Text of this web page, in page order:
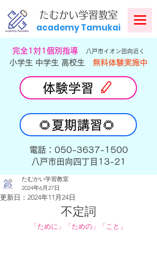
​たむかい学習教室
academy Tamukai
​完全1対1個別指導 八戸市イオン田向近く
小学生 中学生 高校生 無料体験実施中
体験学習
🌻夏期講習🌻
​電話：050-3637-1500
​八戸市田向四丁目13-21
たむかい学習教室
2024年6月27日
更新日： 2024年11月24日
不定詞
「ために」「ための」「こと」